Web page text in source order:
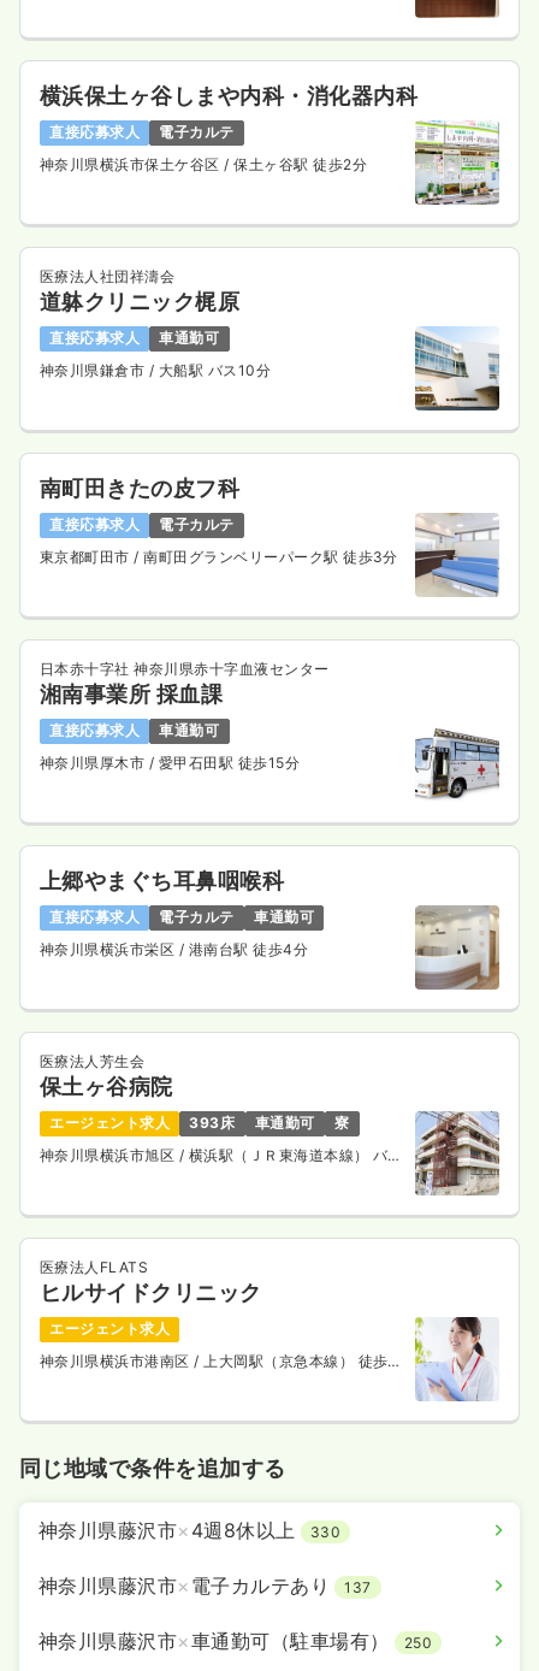
詳細を見る
日勤のみ（パート） 一時募集休止
給与 時給1,500円
オンコールあり
ブランク可 時給1,500円以上可
気になる
救急外来 一般＋療養
給与 34.3 万円/月 賞与2.9ヶ月
※経験6年の例
時間 8:30～17:00
4週8休以上
ブランク可 月給34万円以上可
気になる 詳細を見る
日勤のみ（パート）
給与 時給1,500円
ブランク可
時給1,500円以上可
気になる
一般＋療養
一時募集休止
給与 31.5万円/月
時間 8:30～17:00
4週8休以上
オンコールあり ブランク可
第二新卒可
気になる 詳細を見る
夜勤のみ（常勤） 一時募集休止
給与 お問い合わせください
気になる
夜勤のみ（パート）
時間 16:30～9:00
横浜保土ヶ谷しまや内科・消化器内科
直接応募求人
電子カルテ
神奈川県横浜市保土ケ谷区 / 保土ヶ谷駅 徒歩2分
医療法人社団祥濤会
道躰クリニック梶原
直接応募求人
車通勤可
神奈川県鎌倉市 / 大船駅 バス10分
南町田きたの皮フ科
直接応募求人
電子カルテ
東京都町田市 / 南町田グランベリーパーク駅 徒歩3分
日本赤十字社 神奈川県赤十字血液センター
湘南事業所 採血課
直接応募求人
車通勤可
神奈川県厚木市 / 愛甲石田駅 徒歩15分
上郷やまぐち耳鼻咽喉科
直接応募求人 電子カルテ
車通勤可
神奈川県横浜市栄区 / 港南台駅 徒歩4分
医療法人芳生会
保土ヶ谷病院
エージェント求人 393床 車通勤可
寮
神奈川県横浜市旭区 / 横浜駅（ＪＲ東海道本線） バス
医療法人FLATS
ヒルサイドクリニック
エージェント求人
神奈川県横浜市港南区 / 上大岡駅（京急本線） 徒歩1
同じ地域で条件を追加する
神奈川県藤沢市× 4週8休以上 330
神奈川県藤沢市× 電子カルテあり 137
神奈川県藤沢市×車通勤可（駐車場有） 250